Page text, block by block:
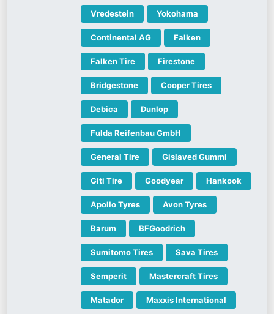
Vredestein Yokohama
Continental AG Falken
Falken Tire Firestone
Bridgestone Cooper Tires
Debica Dunlop
Fulda Reifenbau GmbH
General Tire Gislaved Gummi
Giti Tire Goodyear Hankook
Apollo Tyres Avon Tyres
Barum BFGoodrich
Sumitomo Tires Sava Tires
Semperit Mastercraft Tires
Matador Maxxis International